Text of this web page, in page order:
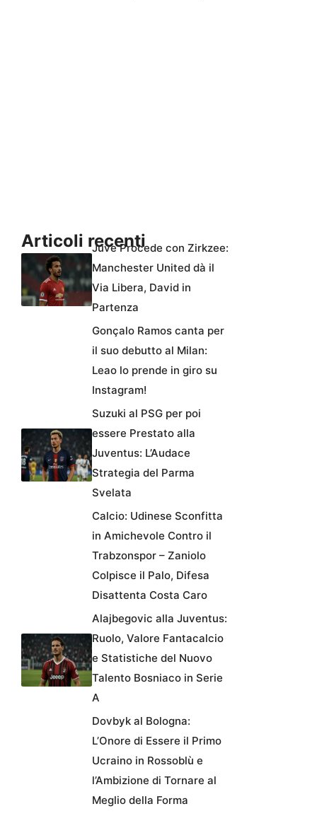
Articoli recentiJuve Procede con Zirkzee:
Manchester United dà il
Via Libera, David in
Partenza
Gonçalo Ramos canta per
il suo debutto al Milan:
Leao lo prende in giro su
Instagram!
Suzuki al PSG per poi
essere Prestato alla
Juventus: L’Audace
Strategia del Parma
Svelata
Calcio: Udinese Sconfitta
in Amichevole Contro il
Trabzonspor – Zaniolo
Colpisce il Palo, Difesa
Disattenta Costa Caro
Alajbegovic alla Juventus:
Ruolo, Valore Fantacalcio
e Statistiche del Nuovo
Talento Bosniaco in Serie
A
Dovbyk al Bologna:
L’Onore di Essere il Primo
Ucraino in Rossoblù e
l’Ambizione di Tornare al
Meglio della Forma